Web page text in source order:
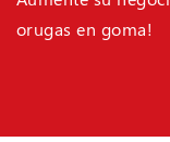
orugas en goma!